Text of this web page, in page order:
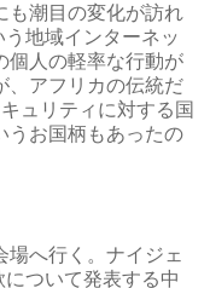
も潮目の変化が訪れ
地域インターネッ
個人の軽率な行動が
、アフリカの伝統だ
ュリティに対する国
うお国柄もあったの
場へ行く。ナイジェ
ついて発表する中